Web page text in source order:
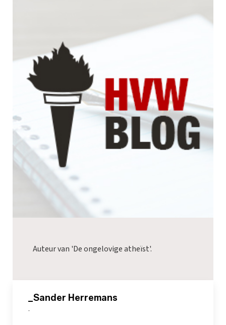
Auteur van 'De ongelovige atheïst'.
_Sander Herremans
-